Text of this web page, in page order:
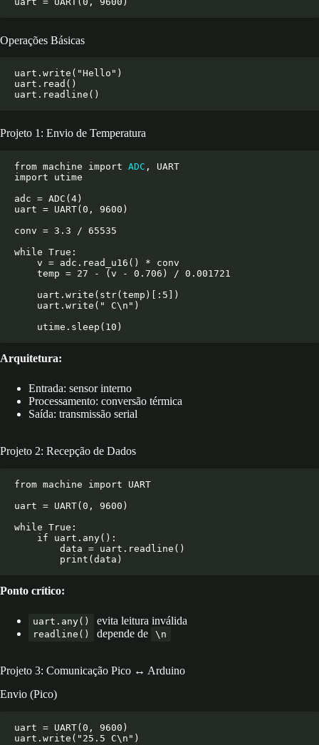
Operações Básicas
uart.write("Hello")
uart.read()
Projeto 1: Envio de Temperatura
from machine import ADC , UART
import utime
adc = ADC(4)
uart = UART(0, 9600)
conv = 3.3 / 65535
while True:
Arquitetura:
Entrada: sensor interno
Processamento: conversão térmica
Saída: transmissão serial
Projeto 2: Recepção de Dados
from machine import UART
uart = UART(0, 9600)
while True:
Ponto crítico:
uart.any() evita leitura inválida
readline() depende de \n
Projeto 3: Comunicação Pico ↔ Arduino
Envio (Pico)
uart = UART(0, 9600)